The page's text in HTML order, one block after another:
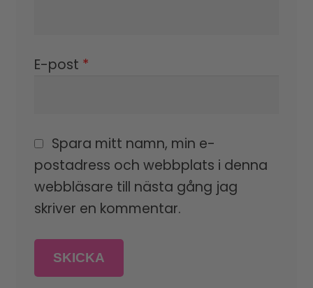
E-post *
Spara mitt namn, min e-
postadress och webbplats i denna
webbläsare till nästa gång jag
skriver en kommentar.